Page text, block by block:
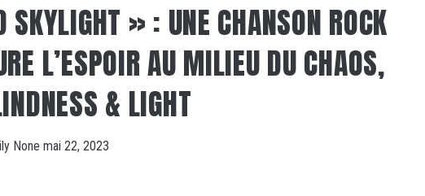
SKYLIGHT » : UNE CHANSON ROCK
L’ESPOIR AU MILIEU DU CHAOS,
& LIGHT
None mai 22, 2023